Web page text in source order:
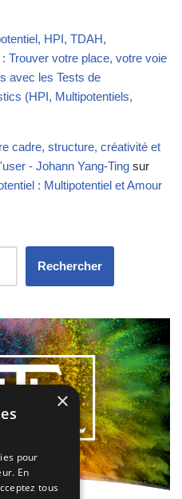
HPI, TDAH,
Trouver votre place, votre voie
avec les Tests de
(HPI, Multipotentiels,
cadre, structure, créativité et
- Johann Yang-Ting sur
: Multipotentiel et Amour
Rechercher
×
pour
En
tous